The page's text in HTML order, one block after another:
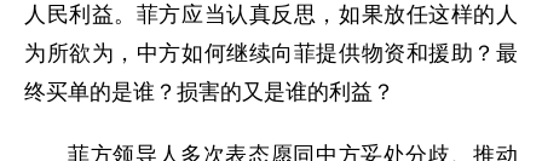
人民利益。菲方应当认真反思，如果放任这样的人
为所欲为，中方如何继续向菲提供物资和援助？最
终买单的是谁？损害的又是谁的利益？
菲方领导人多次表态愿同中方妥处分歧、推动